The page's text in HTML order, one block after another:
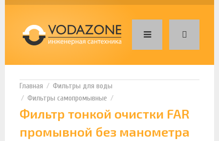
Фильтры для воды
Фильтры самопромывные
Фильтр тонкой очистки FAR
промывной без манометра